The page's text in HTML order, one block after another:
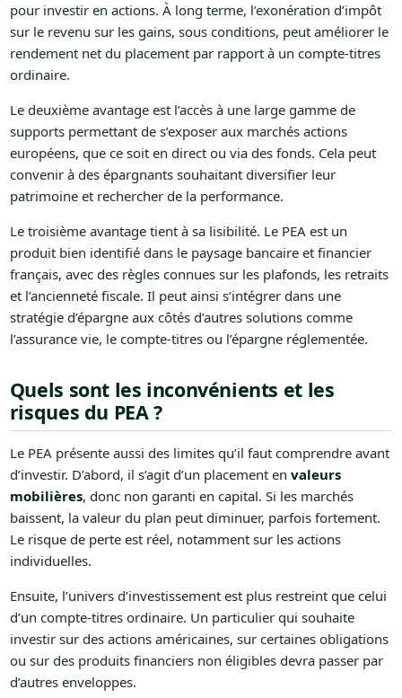
pour investir en actions. À long terme, l’exonération d’impôt
sur le revenu sur les gains, sous conditions, peut améliorer le
rendement net du placement par rapport à un compte-titres
ordinaire.
Le deuxième avantage est l’accès à une large gamme de
supports permettant de s’exposer aux marchés actions
européens, que ce soit en direct ou via des fonds. Cela peut
convenir à des épargnants souhaitant diversifier leur
patrimoine et rechercher de la performance.
Le troisième avantage tient à sa lisibilité. Le PEA est un
produit bien identifié dans le paysage bancaire et financier
français, avec des règles connues sur les plafonds, les retraits
et l’ancienneté fiscale. Il peut ainsi s’intégrer dans une
stratégie d’épargne aux côtés d’autres solutions comme
l’assurance vie, le compte-titres ou l’épargne réglementée.
Quels sont les inconvénients et les
risques du PEA ?
Le PEA présente aussi des limites qu’il faut comprendre avant
d’investir. D’abord, il s’agit d’un placement en valeurs
mobilières, donc non garanti en capital. Si les marchés
baissent, la valeur du plan peut diminuer, parfois fortement.
Le risque de perte est réel, notamment sur les actions
individuelles.
Ensuite, l’univers d’investissement est plus restreint que celui
d’un compte-titres ordinaire. Un particulier qui souhaite
investir sur des actions américaines, sur certaines obligations
ou sur des produits financiers non éligibles devra passer par
d’autres enveloppes.